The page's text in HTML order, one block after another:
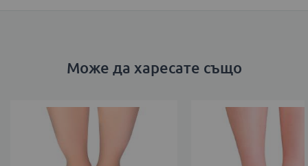
Може да харесате също